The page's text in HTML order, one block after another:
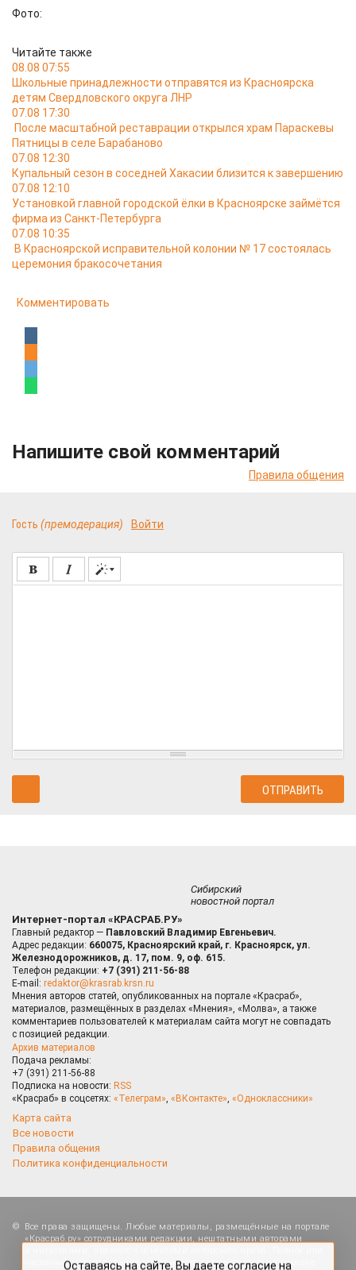
Фото:
Читайте также
08.08 07:55
Школьные принадлежности отправятся из Красноярска
детям Свердловского округа ЛНР
07.08 17:30
После масштабной реставрации открылся храм Параскевы
Пятницы в селе Барабаново
07.08 12:30
Купальный сезон в соседней Хакасии близится к завершению
07.08 12:10
Установкой главной городской ёлки в Красноярске займётся
фирма из Санкт-Петербурга
07.08 10:35
В Красноярской исправительной колонии № 17 состоялась
церемония бракосочетания
Комментировать
Напишите свой комментарий
Правила общения
Гость (премодерация) Войти
Сибирский
новостной портал
Интернет-портал «КРАСРАБ.РУ»
Главный редактор — Павловский Владимир Евгеньевич.
Адрес редакции: 660075, Красноярский край, г. Красноярск, ул.
Железнодорожников, д. 17, пом. 9, оф. 615.
Телефон редакции: +7 (391) 211-56-88
E-mail: redaktor@krasrab.krsn.ru
Мнения авторов статей, опубликованных на портале «Красраб»,
материалов, размещённых в разделах «Мнения», «Молва», а также
комментариев пользователей к материалам сайта могут не совпадать
с позицией редакции.
Архив материалов
Подача рекламы:
+7 (391) 211-56-88
Подписка на новости: RSS
«Красраб» в соцсетях: «Телеграм», «ВКонтакте», «Одноклассники»
Карта сайта
Все новости
Правила общения
Политика конфиденциальности
Все права защищены. Любые материалы, размещённые на портале
«Красраб.ру» сотрудниками редакции, нештатными авторами
частичное использование материалов, размещённых на портале
использование cookies, которые применяются для
повышения качества рекомендаций согласно
Политике. Отказаться от cookies, можно через